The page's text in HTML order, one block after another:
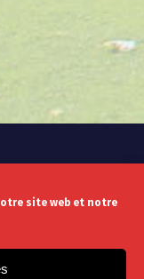
site web et notre